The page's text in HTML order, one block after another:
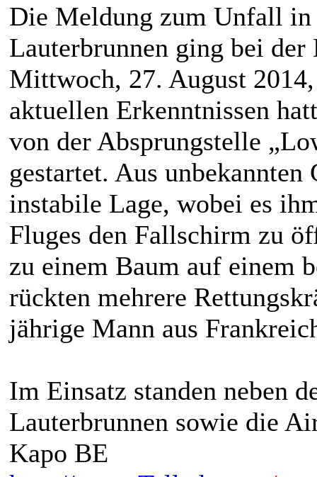
Die Meldung zum Unfall in
Lauterbrunnen ging bei
Mittwoch, 27. August
aktuellen Erkenntnissen
von der Absprungstelle
gestartet. Aus
instabile Lage, wobei es
Fluges den Fallschirm zu
zu einem Baum auf einem
rückten mehrere
jährige Mann aus
Im Einsatz standen neben
Lauterbrunnen sowie die
Kapo BE